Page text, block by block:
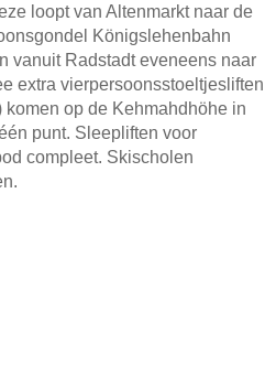
loopt van Altenmarkt naar de
Königslehenbahn
vanuit Radstadt eveneens naar
extra vierpersoonsstoeltjesliften
op de Kehmahdhöhe in
punt. Sleepliften voor
compleet. Skischolen